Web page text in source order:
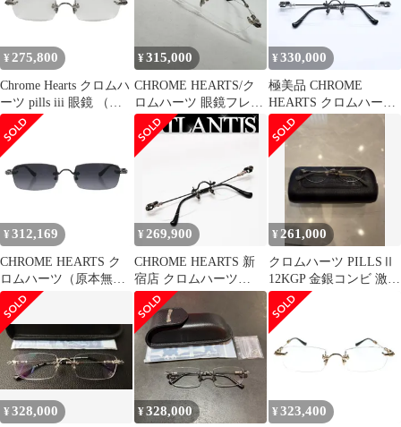
20.97g
¥ 275,800
Chrome Hearts クロムハ
ーツ pills iii 眼鏡 （ギ
ャランティー原本有）
F シルバー メンズ/レデ
ィース
¥315,000
CHROME HEARTS/ク
ロムハーツ 眼鏡フレー
ム/アイウェア 2ポイン
ト PILLS 3 SS-BK-P
¥330,000
極美品 CHROME
HEARTS クロムハーツ
PILLS 3 メガネ シルバ
ー925 55☐20-144 アイ
ウェア フローラル CH
プラス スクエア ブラッ
ク シルバー金具 中古
4a005585
¥ 312,169
CHROME HEARTS ク
ロムハーツ（原本無）
PILLS III サイドフロー
ラルクロス CHプラス
グラデーションレンズ
リムレス サングラス ブ
ラック系 55□20-
144【美品】【中古】
¥269,900
CHROME HEARTS 新
宿店 クロムハーツ
SALE 【PILLS Ⅲ】 メ
ガネ 度入り 眼鏡 アイ
ウェア メンズ SV925
30762
¥261,000
クロムハーツ PILLSⅡ
12KGP 金銀コンビ 激レ
ア
¥328,000 ¥328,000 ¥ 323,400